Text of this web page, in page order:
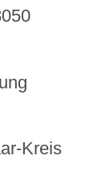
Kreis